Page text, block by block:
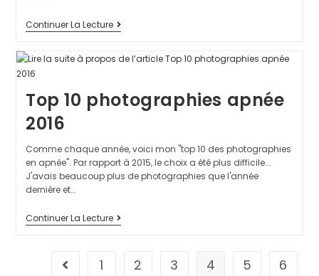
Continuer La Lecture
Top 10 photographies apnée
2016
Comme chaque année, voici mon "top 10 des photographies
en apnée". Par rapport à 2015, le choix a été plus difficile...
J'avais beaucoup plus de photographies que l'année
dernière et…
Continuer La Lecture
1 2 3 4 5
6